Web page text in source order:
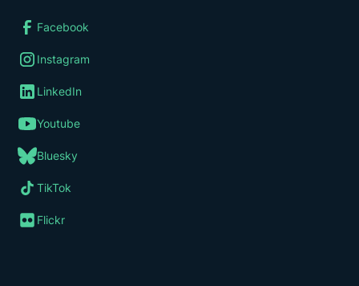
Facebook
Instagram
LinkedIn
Youtube
Bluesky
TikTok
Flickr